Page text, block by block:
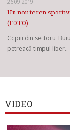
26.09.2019
Un nou teren
(FOTO)
Copiii din sectorul
petreacă timpul liber..
VIDEO